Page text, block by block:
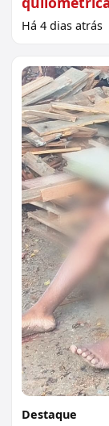
Há 4 dias atrás
Destaque